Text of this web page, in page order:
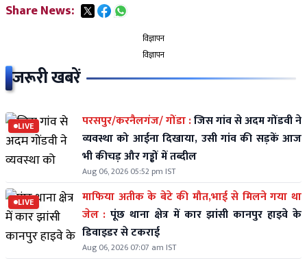
Share News:
विज्ञापन
विज्ञापन
जरूरी खबरें
LIVE परसपुर/करनैलगंज/ गोंडा :जिस गांव से अदम गोंडवी ने
व्यवस्था को आईना दिखाया, उसी गांव की सड़कें आज
भी कीचड़ और गड्ढों में तब्दील
Aug 06, 2026 05:52 pm IST
LIVE
माफिया अतीक के बेटे की मौत,भाई से मिलने गया था
जेल : पूंछ थाना क्षेत्र में कार झांसी कानपुर हाइवे के
डिवाइडर से टकराई
Aug 06, 2026 07:07 am IST